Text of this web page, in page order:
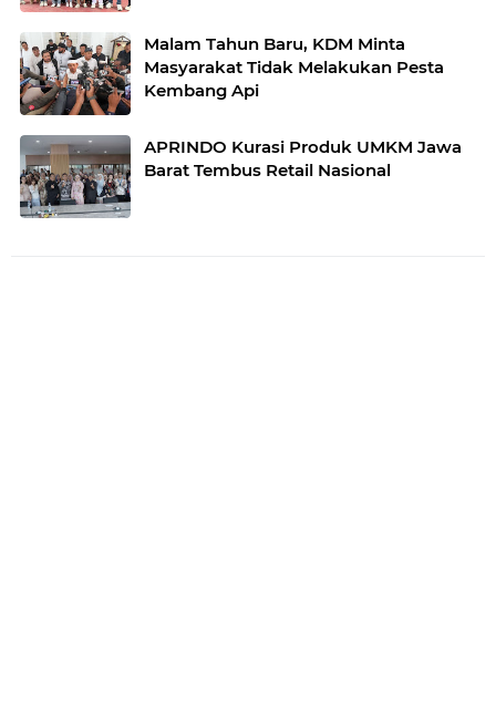
Malam Tahun Baru, KDM Minta
Masyarakat Tidak Melakukan Pesta
Kembang Api
APRINDO Kurasi Produk UMKM Jawa
Barat Tembus Retail Nasional